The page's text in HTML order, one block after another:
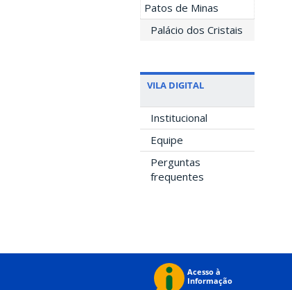
Patos de Minas
Palácio dos Cristais
VILA DIGITAL
Institucional
Equipe
Perguntas
frequentes